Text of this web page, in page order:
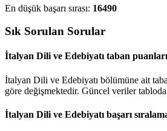
En düşük başarı sırası: 16490
Sık Sorulan Sorular
İtalyan Dili ve Edebiyatı taban
İtalyan Dili ve Edebiyatı bölümüne ait
göre değişmektedir. Güncel veriler tabloda
İtalyan Dili ve Edebiyatı başarı